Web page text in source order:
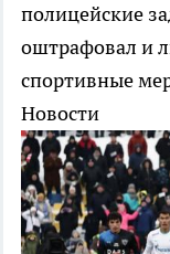
полицейские
оштрафовал и
спортивные
Новости